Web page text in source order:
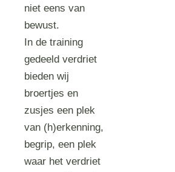
niet eens van
bewust.
In de training
gedeeld verdriet
bieden wij
broertjes en
zusjes een plek
van (h)erkenning,
begrip, een plek
waar het verdriet